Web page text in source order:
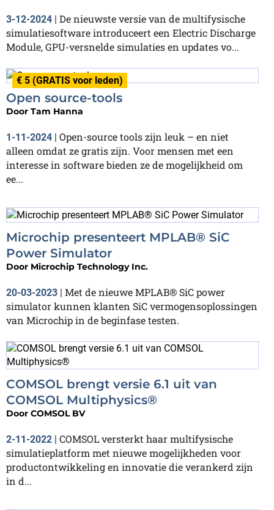
3-12-2024 | De nieuwste versie van de multifysische
simulatiesoftware introduceert een Electric Discharge
Module, GPU-versnelde simulaties en updates vo...
€ 5 (GRATIS voor leden)
Open source-tools
Door Tam Hanna
1-11-2024 | Open-source tools zijn leuk – en niet
alleen omdat ze gratis zijn. Voor mensen met een
interesse in software bieden ze de mogelijkheid om
ee...
Microchip presenteert MPLAB® SiC
Power Simulator
Door Microchip Technology Inc.
20-03-2023 | Met de nieuwe MPLAB® SiC power
simulator kunnen klanten SiC vermogensoplossingen
van Microchip in de beginfase testen.
COMSOL brengt versie 6.1 uit van
COMSOL Multiphysics®
Door COMSOL BV
2-11-2022 | COMSOL versterkt haar multifysische
simulatieplatform met nieuwe mogelijkheden voor
productontwikkeling en innovatie die verankerd zijn
in d...